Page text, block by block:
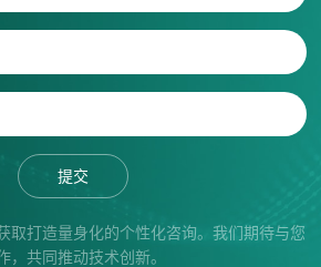
提交
取打造量身化的个性化咨询。我们期待与您
，共同推动技术创新。